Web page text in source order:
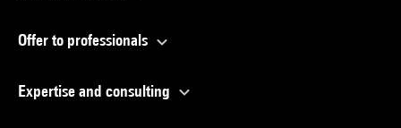
Offer to professionals
Expertise and consulting